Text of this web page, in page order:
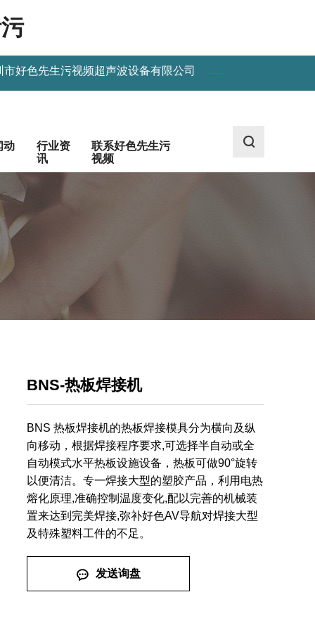
市好色先生污视频超声波设备有限公司
动
行业资
讯
联系好色先生污
视频
BNS-热板焊接机
BNS 热板焊接机的热板焊接模具分为横向及纵
向移动，根据焊接程序要求,可选择半自动或全
自动模式水平热板设施设备，热板可做90°旋转
以便清洁。专一焊接大型的塑胶产品，利用电热
熔化原理,准确控制温度变化,配以完善的机械装
置来达到完美焊接,弥补好色AV导航对焊接大型
及特殊塑料工件的不足。
发送询盘